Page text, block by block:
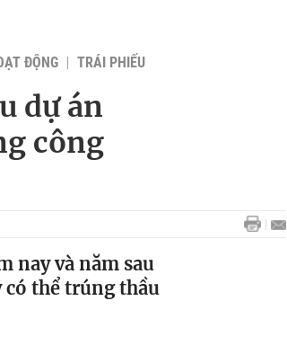
ĐỘNG TRÁI PHIẾU
dự án
công
nay và năm sau
có thể trúng thầu